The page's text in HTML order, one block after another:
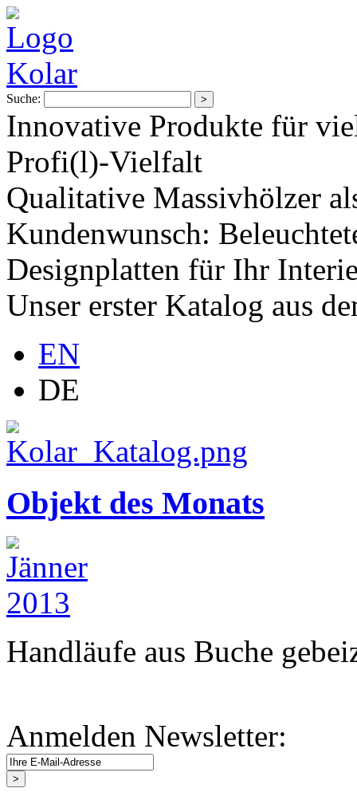
Suche:
Innovative Produkte für
Profi(l)-Vielfalt
Qualitative Massivhölzer
Kundenwunsch:
Designplatten für Ihr
Unser erster Katalog aus
EN
DE
Objekt des Monats
Handläufe aus Buche
Anmelden Newsletter: